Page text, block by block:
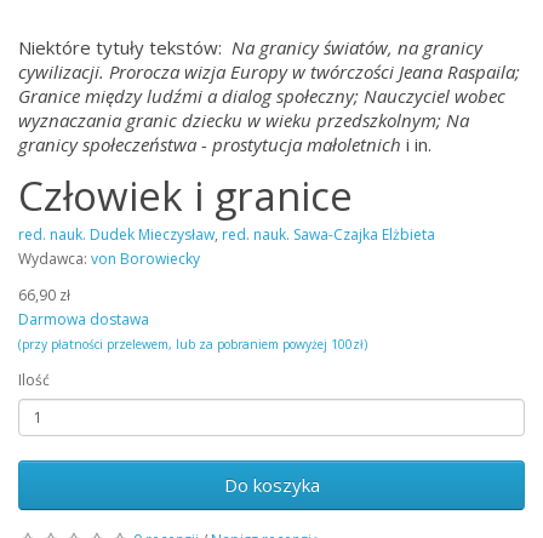
Niektóre tytuły tekstów: Na granicy światów, na granicy
cywilizacji. Prorocza wizja Europy w twórczości Jeana Raspaila;
Granice między ludźmi a dialog społeczny; Nauczyciel wobec
wyznaczania granic dziecku w wieku przedszkolnym; Na
granicy społeczeństwa - prostytucja małoletnich i in.
Człowiek i granice
red. nauk. Dudek Mieczysław, red. nauk. Sawa-Czajka Elżbieta
Wydawca: von Borowiecky
66,90 zł
Darmowa dostawa
(przy płatności przelewem, lub za pobraniem powyżej 100zł)
Ilość
Do koszyka